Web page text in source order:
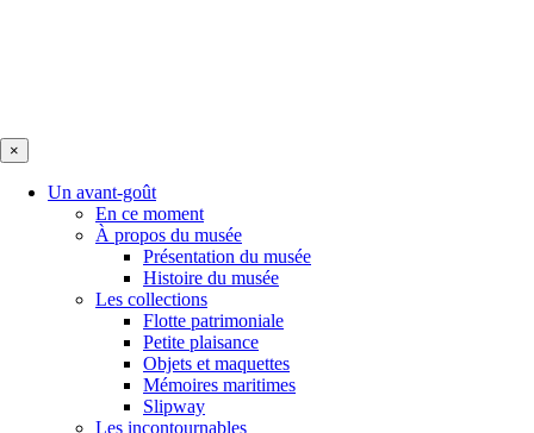
×
Un avant-goût
En ce moment
À propos du musée
Présentation du musée
Histoire du musée
Les collections
Flotte patrimoniale
Petite plaisance
Objets et maquettes
Mémoires maritimes
Slipway
Les incontournables